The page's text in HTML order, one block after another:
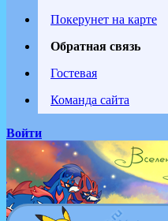
Покерунет на карте
Обратная связь
Гостевая
Команда сайта
Войти